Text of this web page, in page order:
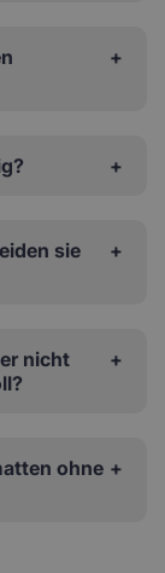
sie
nicht
ohne